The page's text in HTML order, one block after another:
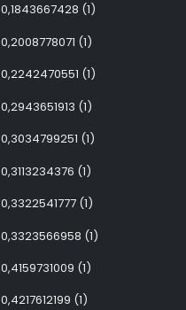
0,1843667428 (1)
0,2008778071 (1)
0,2242470551 (1)
0,2943651913 (1)
0,3034799251 (1)
0,3113234376 (1)
0,3322541777 (1)
0,3323566958 (1)
0,4159731009 (1)
0,4217612199 (1)